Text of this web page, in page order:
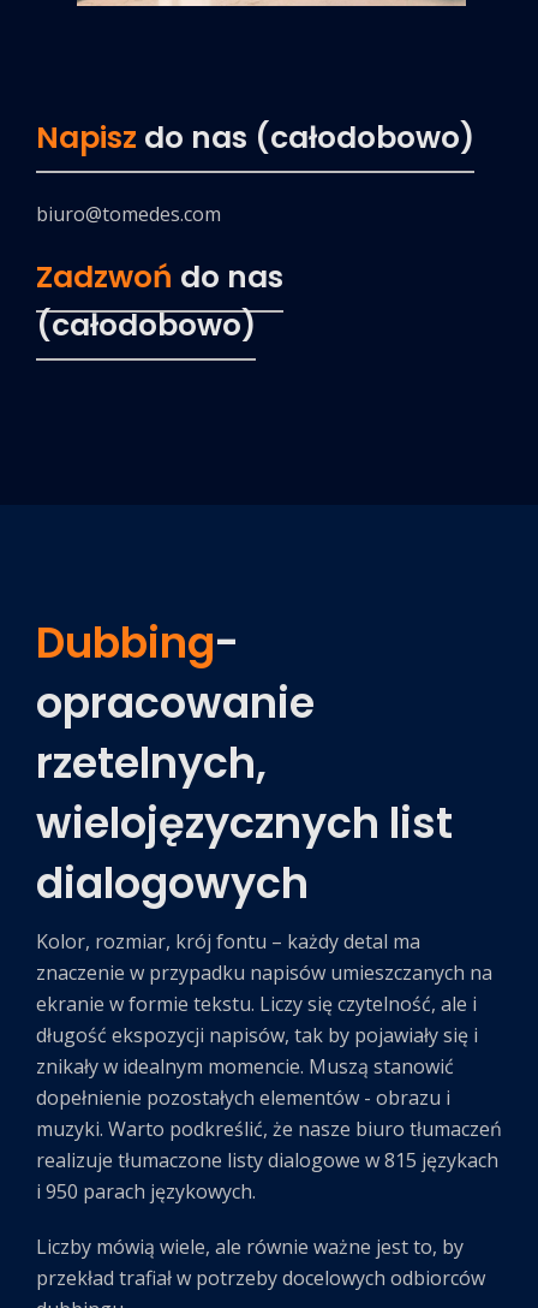
Napisz do nas (całodobowo)
biuro@tomedes.com
Zadzwoń do nas
(całodobowo)
Dubbing-
opracowanie
rzetelnych,
wielojęzycznych list
dialogowych
Kolor, rozmiar, krój fontu – każdy detal ma
znaczenie w przypadku napisów umieszczanych na
ekranie w formie tekstu. Liczy się czytelność, ale i
długość ekspozycji napisów, tak by pojawiały się i
znikały w idealnym momencie. Muszą stanowić
dopełnienie pozostałych elementów - obrazu i
muzyki. Warto podkreślić, że nasze biuro tłumaczeń
realizuje tłumaczone listy dialogowe w 815 językach
i 950 parach językowych.
Liczby mówią wiele, ale równie ważne jest to, by
przekład trafiał w potrzeby docelowych odbiorców